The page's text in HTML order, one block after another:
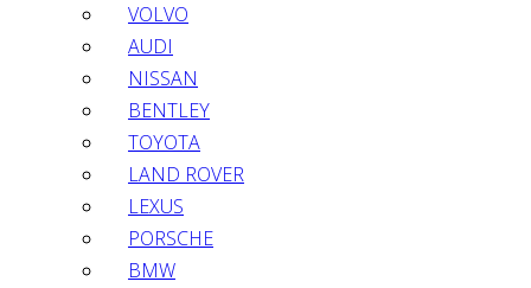
VOLVO
AUDI
NISSAN
BENTLEY
TOYOTA
LAND ROVER
LEXUS
PORSCHE
BMW